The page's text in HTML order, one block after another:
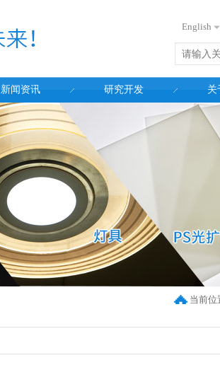
English
新闻资讯 研究开发 关
当前位